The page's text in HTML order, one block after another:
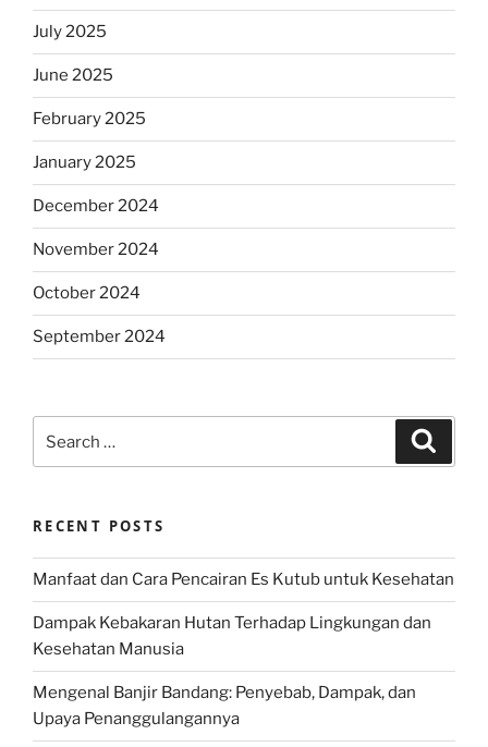
July 2025
June 2025
February 2025
January 2025
December 2024
November 2024
October 2024
September 2024
for:
RECENT POSTS
Manfaat dan Cara Pencairan Es Kutub untuk Kesehatan
Dampak Kebakaran Hutan Terhadap Lingkungan dan
Kesehatan Manusia
Mengenal Banjir Bandang: Penyebab, Dampak, dan
Upaya Penanggulangannya